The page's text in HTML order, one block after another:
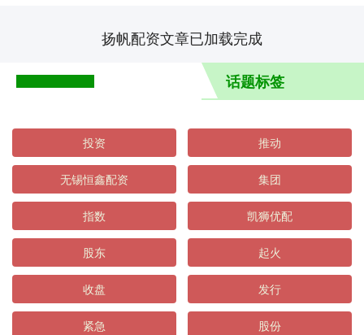
扬帆配资文章已加载完成
话题标签
投资 推动
无锡恒鑫配资 集团
指数 凯狮优配
股东 起火
收盘 发行
紧急 股份